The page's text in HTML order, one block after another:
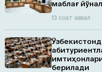
маблағ
13 соат аввал
берилади